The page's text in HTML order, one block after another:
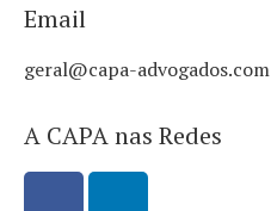
Email
geral@capa-advogados.com
A CAPA nas Redes